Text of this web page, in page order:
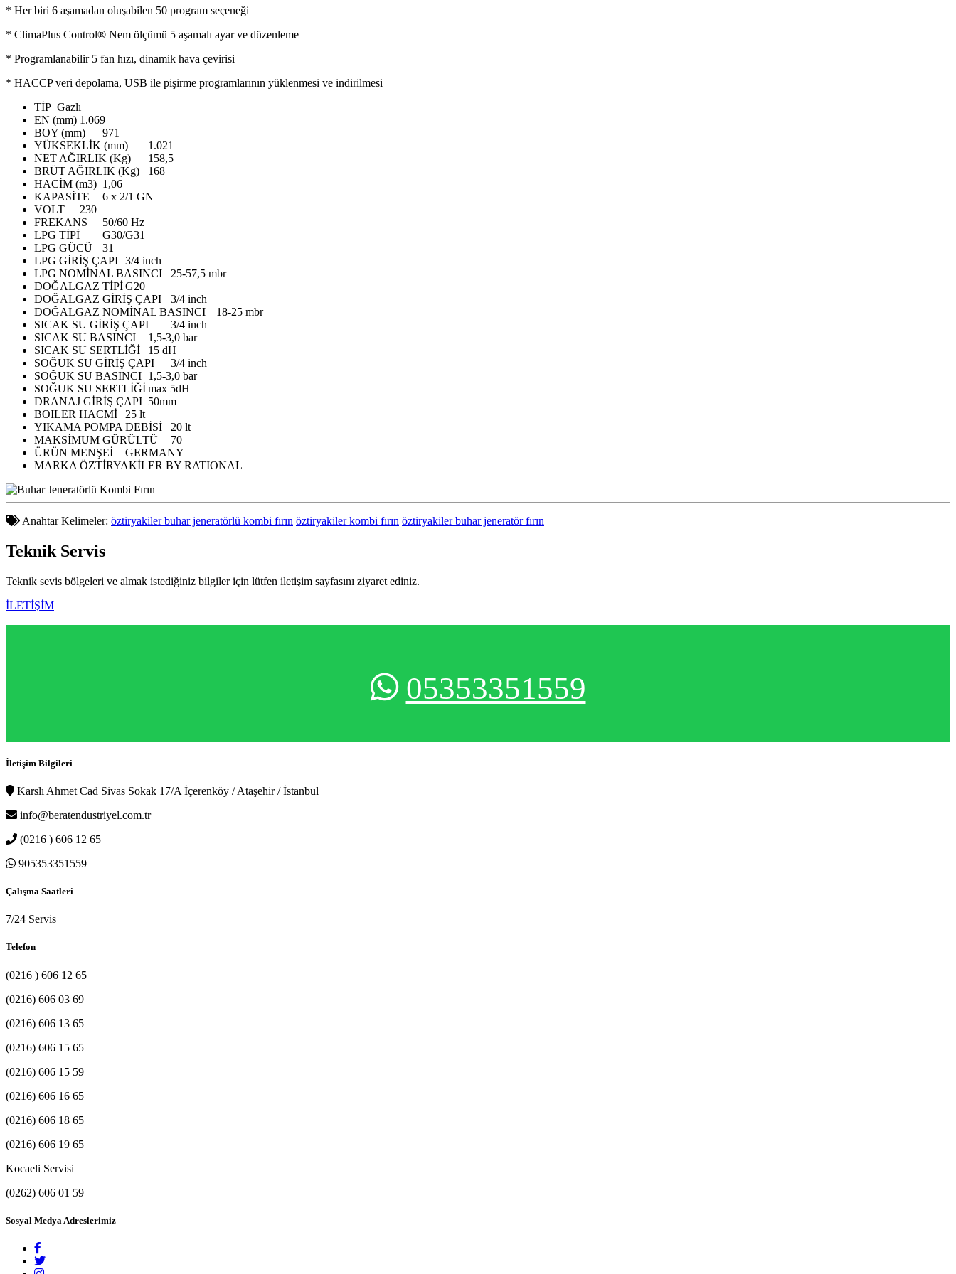
* Her biri 6 aşamadan oluşabilen 50 program seçeneği
* ClimaPlus Control® Nem ölçümü 5 aşamalı ayar ve düzenleme
* Programlanabilir 5 fan hızı, dinamik hava çevirisi
* HACCP veri depolama, USB ile pişirme programlarının yüklenmesi ve indirilmesi
TİP Gazlı
EN (mm) 1.069
BOY (mm)
971
YÜKSEKLİK (mm)
1.021
NET AĞIRLIK (Kg)
158,5
BRÜT AĞIRLIK (Kg)
168
HACİM (m3) 1,06
KAPASİTE
6 x 2/1 GN
VOLT
230
FREKANS
50/60 Hz
LPG TİPİ
G30/G31
LPG GÜCÜ
31
LPG GİRİŞ ÇAPI 3/4 inch
LPG NOMİNAL BASINCI
25-57,5 mbr
DOĞALGAZ TİPİG20
DOĞALGAZ GİRİŞ ÇAPI
3/4 inch
DOĞALGAZ NOMİNAL BASINCI
18-25 mbr
SICAK SU GİRİŞ ÇAPI
3/4 inch
SICAK SU BASINCI
1,5-3,0 bar
SICAK SU SERTLİĞİ
15 dH
SOĞUK SU GİRİŞ ÇAPI
3/4 inch
SOĞUK SU BASINCI 1,5-3,0 bar
SOĞUK SU SERTLİĞİmax 5dH
DRANAJ GİRİŞ ÇAPI 50mm
BOILER HACMİ
25 lt
YIKAMA POMPA DEBİSİ
20 lt
MAKSİMUM GÜRÜLTÜ
70
ÜRÜN MENŞEİ
GERMANY
MARKA ÖZTİRYAKİLER BY RATIONAL
Anahtar Kelimeler: öztiryakiler buhar jeneratörlü kombi fırın öztiryakiler kombi fırın öztiryakiler buhar jeneratör fırın
Teknik Servis
Teknik sevis bölgeleri ve almak istediğiniz bilgiler için lütfen iletişim sayfasını ziyaret ediniz.
İLETİŞİM
05353351559
İletişim Bilgileri
Karslı Ahmet Cad Sivas Sokak 17/A İçerenköy / Ataşehir / İstanbul
info@beratendustriyel.com.tr
(0216 ) 606 12 65
905353351559
Çalışma Saatleri
7/24 Servis
Telefon
(0216 ) 606 12 65
(0216) 606 03 69
(0216) 606 13 65
(0216) 606 15 65
(0216) 606 15 59
(0216) 606 16 65
(0216) 606 18 65
(0216) 606 19 65
Kocaeli Servisi
(0262) 606 01 59
Sosyal Medya Adreslerimiz